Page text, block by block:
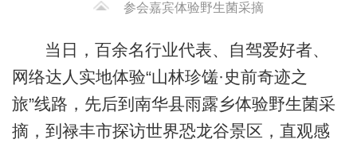
参会嘉宾体验野生菌采摘
当日，百余名行业代表、自驾爱好者、
网络达人实地体验“山林珍馐·史前奇迹之
旅”线路，先后到南华县雨露乡体验野生菌采
摘，到禄丰市探访世界恐龙谷景区，直观感